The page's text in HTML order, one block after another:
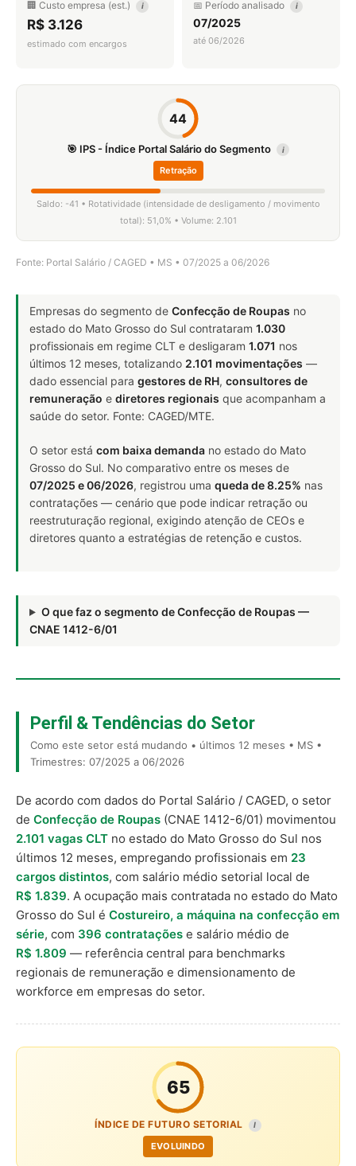
🏢 Custo empresa (est.) i
R$ 3.126
estimado com encargos
📅 Período analisado i
07/2025
até 06/2026
44
🎯 IPS - Índice Portal Salário do Segmento i
Retração
Saldo: -41 • Rotatividade (intensidade de desligamento / movimento
total): 51,0% • Volume: 2.101
Fonte: Portal Salário / CAGED • MS • 07/2025 a 06/2026
Empresas do segmento de Confecção de Roupas no
estado do Mato Grosso do Sul contrataram 1.030
profissionais em regime CLT e desligaram 1.071 nos
últimos 12 meses, totalizando 2.101 movimentações —
dado essencial para gestores de RH, consultores de
remuneração e diretores regionais que acompanham a
saúde do setor. Fonte: CAGED/MTE.
O setor está com baixa demanda no estado do Mato
Grosso do Sul. No comparativo entre os meses de
07/2025 e 06/2026, registrou uma queda de 8.25% nas
contratações — cenário que pode indicar retração ou
reestruturação regional, exigindo atenção de CEOs e
diretores quanto a estratégias de retenção e custos.
O que faz o segmento de Confecção de Roupas —
CNAE 1412-6/01
Perfil & Tendências do Setor
Como este setor está mudando • últimos 12 meses • MS •
Trimestres: 07/2025 a 06/2026
De acordo com dados do Portal Salário / CAGED, o setor
de Confecção de Roupas (CNAE 1412-6/01) movimentou
2.101 vagas CLT no estado do Mato Grosso do Sul nos
últimos 12 meses, empregando profissionais em 23
cargos distintos, com salário médio setorial local de
R$ 1.839. A ocupação mais contratada no estado do Mato
Grosso do Sul é Costureiro, a máquina na confecção em
série, com 396 contratações e salário médio de
R$ 1.809 — referência central para benchmarks
regionais de remuneração e dimensionamento de
workforce em empresas do setor.
65
ÍNDICE DE FUTURO SETORIAL I
EVOLUINDO